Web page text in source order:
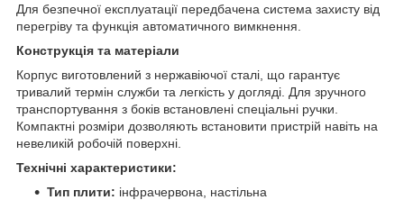
Для безпечної експлуатації передбачена система захисту від
перегріву та функція автоматичного вимкнення.
Конструкція та матеріали
Корпус виготовлений з нержавіючої сталі, що гарантує
тривалий термін служби та легкість у догляді. Для зручного
транспортування з боків встановлені спеціальні ручки.
Компактні розміри дозволяють встановити пристрій навіть на
невеликій робочій поверхні.
Технічні характеристики:
Тип плити: інфрачервона, настільна